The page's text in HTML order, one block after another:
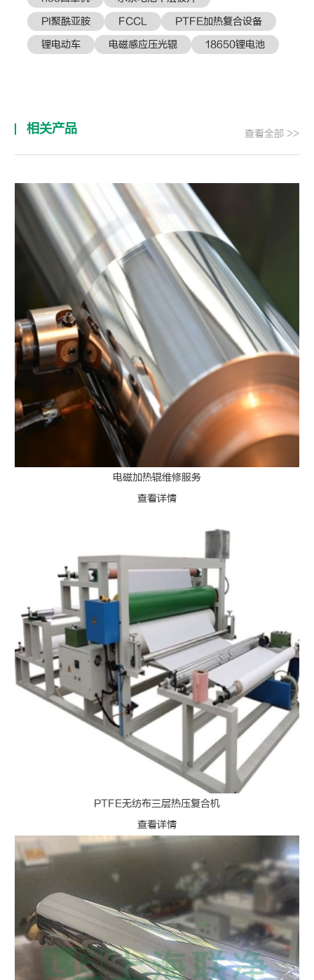
PI聚酰亚胺
FCCL
PTFE加热复合设备
锂电动车
电磁感应压光辊 18650锂电池
相关产品 查看全部 >>
电磁加热辊维修服务
查看详情
PTFE无纺布三层热压复合机
查看详情